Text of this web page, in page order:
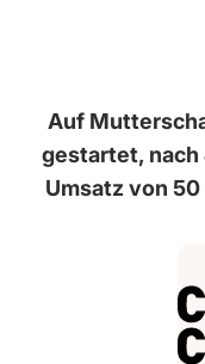
Auf
gestartet, nach
Umsatz von